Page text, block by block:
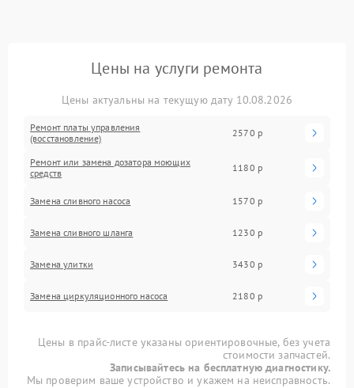
Цены на услуги ремонта
Цены актуальны на текущую дату 10.08.2026
Ремонт платы управления
(восстановление)
2570 р
Ремонт или замена дозатора моющих
средств
1180 р
Замена сливного насоса 1570 р
Замена сливного шланга 1230 р
Замена улитки 3430 р
Замена циркуляционного насоса 2180 р
Цены в прайс-листе указаны ориентировочные, без учета
стоимости запчастей.
Записывайтесь на бесплатную диагностику.
Мы проверим ваше устройство и укажем на неисправность.